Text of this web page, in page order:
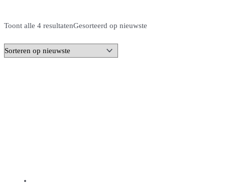
Toont alle 4 resultatenGesorteerd op nieuwste